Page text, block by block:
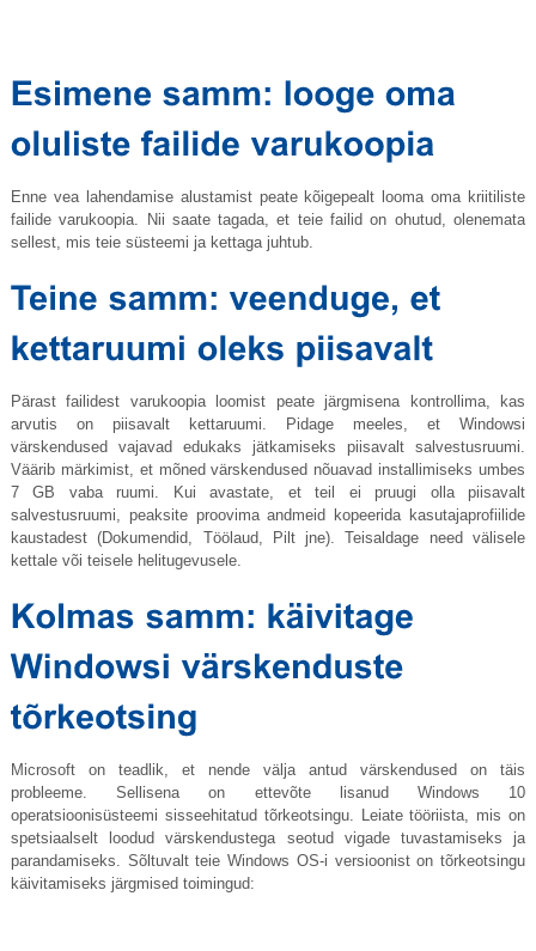
Enne vea lahendamise alustamist peate kõigepealt looma oma kriitiliste
failide varukoopia. Nii saate tagada, et teie failid on ohutud, olenemata
sellest, mis teie süsteemi ja kettaga juhtub.
Pärast failidest varukoopia loomist peate järgmisena kontrollima, kas
arvutis on piisavalt kettaruumi. Pidage meeles, et Windowsi
värskendused vajavad edukaks jätkamiseks piisavalt salvestusruumi.
Väärib märkimist, et mõned värskendused nõuavad installimiseks umbes
7 GB vaba ruumi. Kui avastate, et teil ei pruugi olla piisavalt
salvestusruumi, peaksite proovima andmeid kopeerida kasutajaprofiilide
kaustadest (Dokumendid, Töölaud, Pilt jne). Teisaldage need välisele
kettale või teisele helitugevusele.
Microsoft on teadlik, et nende välja antud värskendused on täis
probleeme. Sellisena on ettevõte lisanud Windows 10
operatsioonisüsteemi sisseehitatud tõrkeotsingu. Leiate tööriista, mis on
spetsiaalselt loodud värskendustega seotud vigade tuvastamiseks ja
parandamiseks. Sõltuvalt teie Windows OS-i versioonist on tõrkeotsingu
käivitamiseks järgmised toimingud: